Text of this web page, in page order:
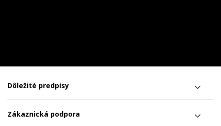
Dôležité predpisy
Zákaznická podpora